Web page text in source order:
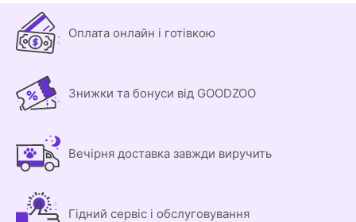
Оплата онлайн і готівкою
Знижки та бонуси від GOODZOO
Вечірня доставка завжди виручить
Гідний сервіс і обслуговування